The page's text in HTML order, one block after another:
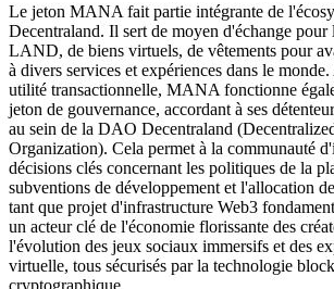
Le jeton MANA fait partie intégrante de
Decentraland. Il sert de moyen d'échange
LAND, de biens virtuels, de vêtements pour
à divers services et expériences dans le
utilité transactionnelle, MANA fonctionne
jeton de gouvernance, accordant à ses
au sein de la DAO Decentraland
Organization). Cela permet à la communauté
décisions clés concernant les politiques de la
subventions de développement et l'allocation
tant que projet d'infrastructure Web3
un acteur clé de l'économie florissante des
l'évolution des jeux sociaux immersifs et des
virtuelle, tous sécurisés par la technologie
cryptographique.